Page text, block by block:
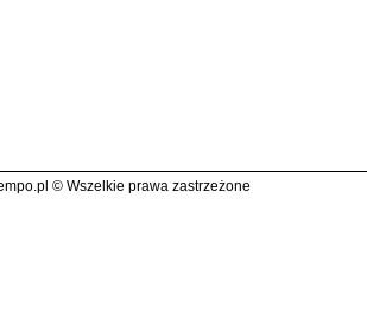
© Wszelkie prawa zastrzeżone